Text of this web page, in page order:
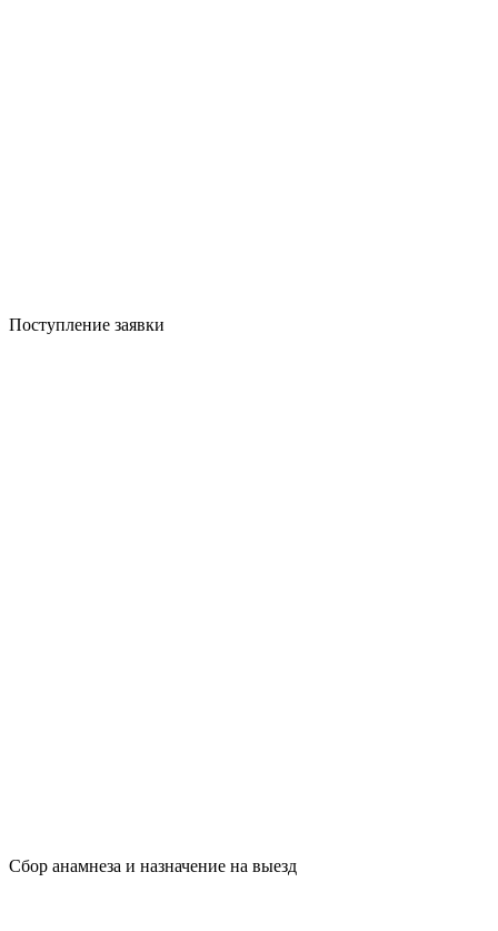
Поступление заявки
Сбор анамнеза и назначение на выезд